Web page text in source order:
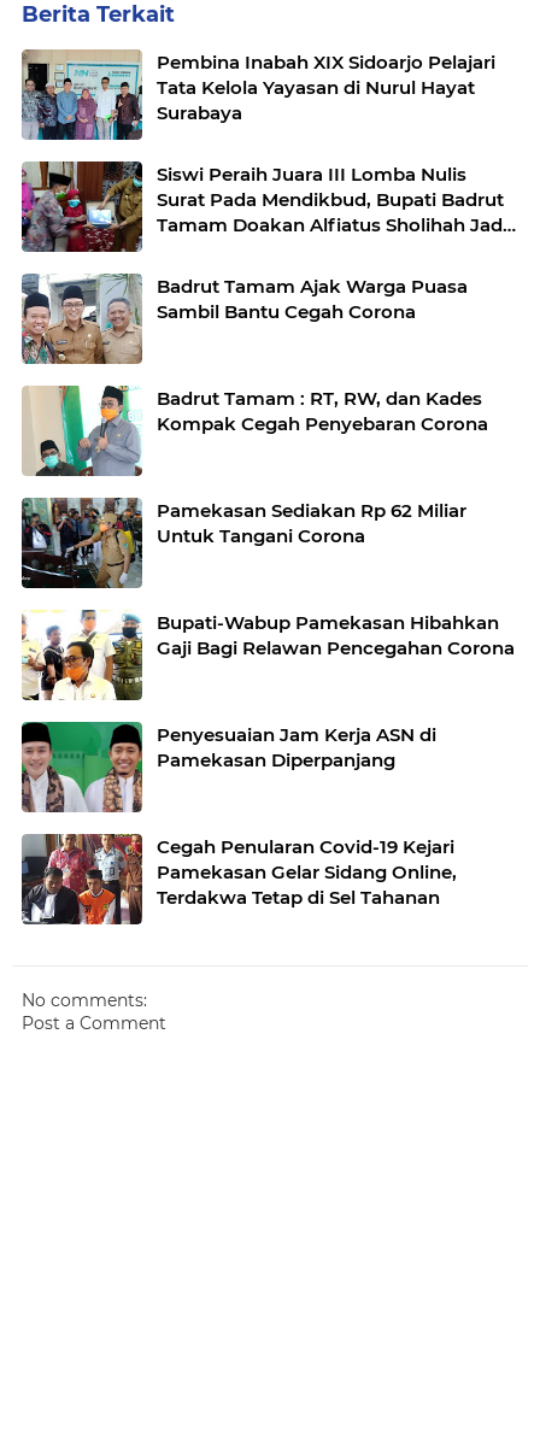
Berita Terkait
Pembina Inabah XIX Sidoarjo Pelajari
Tata Kelola Yayasan di Nurul Hayat
Surabaya
Siswi Peraih Juara III Lomba Nulis
Surat Pada Mendikbud, Bupati Badrut
Tamam Doakan Alfiatus Sholihah Jadi
Badrut Tamam Ajak Warga Puasa
Sambil Bantu Cegah Corona
Badrut Tamam : RT, RW, dan Kades
Kompak Cegah Penyebaran Corona
Pamekasan Sediakan Rp 62 Miliar
Untuk Tangani Corona
Bupati-Wabup Pamekasan Hibahkan
Gaji Bagi Relawan Pencegahan Corona
Penyesuaian Jam Kerja ASN di
Pamekasan Diperpanjang
Cegah Penularan Covid-19 Kejari
Pamekasan Gelar Sidang Online,
Terdakwa Tetap di Sel Tahanan
No comments:
Post a Comment